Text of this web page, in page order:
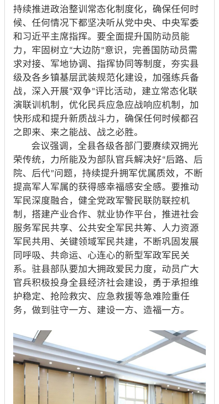
持续推进政治整训常态化制度化，确保任何时
候、任何情况下都坚决听从党中央、中央军委
和习近平主席指挥。要全面提升国防动员能
力，牢固树立“大边防”意识，完善国防动员需
求对接、军地协调、指挥协同等制度，夯实县
级及各乡镇基层武装规范化建设，加强练兵备
战，深入开展“双争”评比活动，建立常态化联
演联训机制，优化民兵应急应战响应机制，加
快形成和提升新质战斗力，确保任何时候都召
之即来、来之能战、战之必胜。
会议强调，全县各级各部门要赓续双拥光
荣传统，力所能及为部队官兵解决好“后路、后
院、后代”问题，持续提升拥军优属质效，不断
提高军人军属的获得感幸福感安全感。要推动
军民深度融合，健全党政军警民联防联控机
制，搭建产业合作、就业协作平台，推进社会
服务军民共享、公共安全军民共筹、人力资源
军民共用、关键领域军民共建，不断巩固发展
同呼吸、共命运、心连心的新型军政军民关
系。驻县部队要加大拥政爱民力度，动员广大
官兵积极投身全县经济社会建设，勇于承担维
护稳定、抢险救灾、应急救援等急难险重任
务，做到驻守一方、建设一方、造福一方。